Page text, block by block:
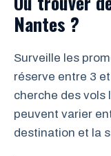
Nantes ?
Surveille les
réserve entre 3
cherche des vols
peuvent varier
destination et la